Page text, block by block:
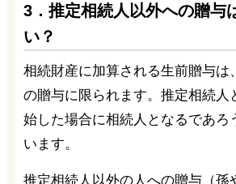
3．推定相続人以外への贈与
い？
相続財産に加算される生前贈与は
の贈与に限られます。推定相続人
始した場合に相続人となるであろ
います。
推定相続人以外の人への贈与（孫